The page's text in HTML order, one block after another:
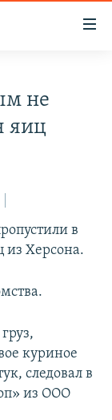
не
яиц
в
Херсона.
куриное
следовал в
из ООО